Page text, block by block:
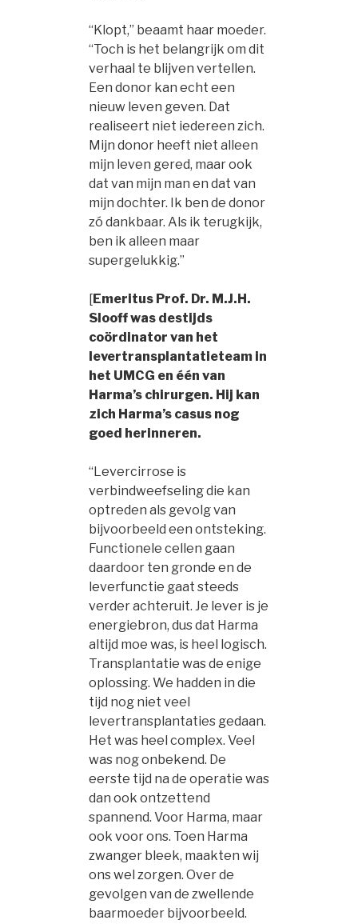
“Klopt,” beaamt haar moeder.
“Toch is het belangrijk om dit
verhaal te blijven vertellen.
Een donor kan echt een
nieuw leven geven. Dat
realiseert niet iedereen zich.
Mijn donor heeft niet alleen
mijn leven gered, maar ook
dat van mijn man en dat van
mijn dochter. Ik ben de donor
zó dankbaar. Als ik terugkijk,
ben ik alleen maar
supergelukkig.”
[Emeritus Prof. Dr. M.J.H.
Slooff was destijds
coördinator van het
levertransplantatieteam in
het UMCG en één van
Harma’s chirurgen. Hij kan
zich Harma’s casus nog
goed herinneren.
“Levercirrose is
verbindweefseling die kan
optreden als gevolg van
bijvoorbeeld een ontsteking.
Functionele cellen gaan
daardoor ten gronde en de
leverfunctie gaat steeds
verder achteruit. Je lever is je
energiebron, dus dat Harma
altijd moe was, is heel logisch.
Transplantatie was de enige
oplossing. We hadden in die
tijd nog niet veel
levertransplantaties gedaan.
Het was heel complex. Veel
was nog onbekend. De
eerste tijd na de operatie was
dan ook ontzettend
spannend. Voor Harma, maar
ook voor ons. Toen Harma
zwanger bleek, maakten wij
ons wel zorgen. Over de
gevolgen van de zwellende
baarmoeder bijvoorbeeld.